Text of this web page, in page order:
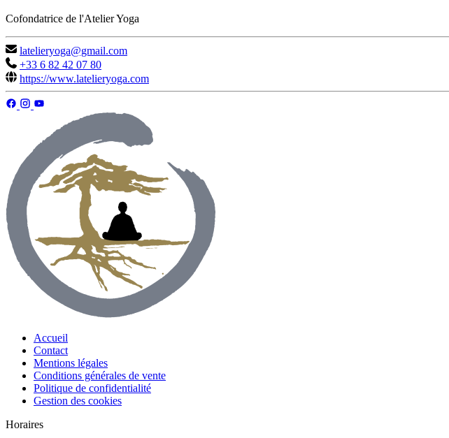
Cofondatrice de l'Atelier Yoga
latelieryoga@gmail.com
+33 6 82 42 07 80
https://www.latelieryoga.com
Accueil
Contact
Mentions légales
Conditions générales de vente
Politique de confidentialité
Gestion des cookies
Horaires